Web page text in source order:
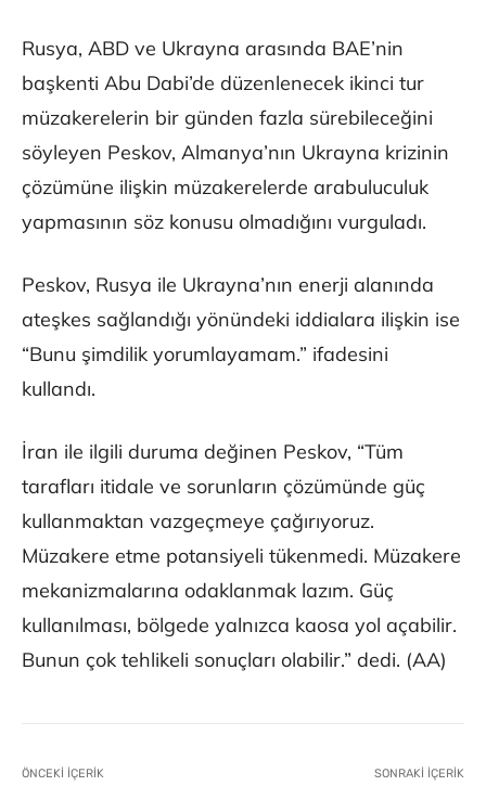
Rusya, ABD ve Ukrayna arasında BAE’nin
başkenti Abu Dabi’de düzenlenecek ikinci tur
müzakerelerin bir günden fazla sürebileceğini
söyleyen Peskov, Almanya’nın Ukrayna krizinin
çözümüne ilişkin müzakerelerde arabuluculuk
yapmasının söz konusu olmadığını vurguladı.
Peskov, Rusya ile Ukrayna’nın enerji alanında
ateşkes sağlandığı yönündeki iddialara ilişkin ise
“Bunu şimdilik yorumlayamam.” ifadesini
kullandı.
İran ile ilgili duruma değinen Peskov, “Tüm
tarafları itidale ve sorunların çözümünde güç
kullanmaktan vazgeçmeye çağırıyoruz.
Müzakere etme potansiyeli tükenmedi. Müzakere
mekanizmalarına odaklanmak lazım. Güç
kullanılması, bölgede yalnızca kaosa yol açabilir.
Bunun çok tehlikeli sonuçları olabilir.” dedi. (AA)
ÖNCEKI İÇERIK SONRAKI İÇERIK